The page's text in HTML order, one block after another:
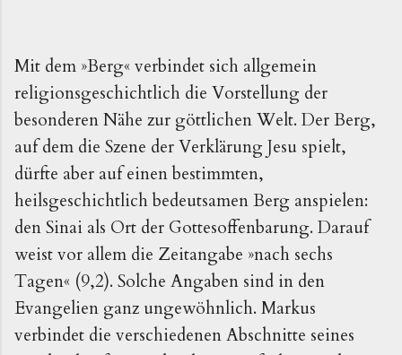
Mit dem »Berg« verbindet sich allgemein
religionsgeschichtlich die Vorstellung der
besonderen Nähe zur göttlichen Welt. Der Berg,
auf dem die Szene der Verklärung Jesu spielt,
dürfte aber auf einen bestimmten,
heilsgeschichtlich bedeutsamen Berg anspielen:
den Sinai als Ort der Gottesoffenbarung. Darauf
weist vor allem die Zeitangabe »nach sechs
Tagen« (9,2). Solche Angaben sind in den
Evangelien ganz ungewöhnlich. Markus
verbindet die verschiedenen Abschnitte seines